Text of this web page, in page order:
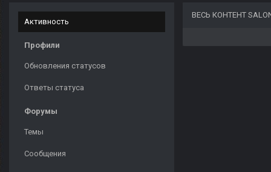
Активность
Профили
Обновления статусов
Ответы статуса
Форумы
Темы
Сообщения
ВЕСЬ КОНТЕНТ